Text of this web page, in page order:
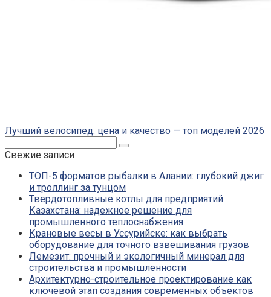
Лучший велосипед: цена и качество — топ моделей 2026
Свежие записи
ТОП-5 форматов рыбалки в Алании: глубокий джиг
и троллинг за тунцом
Твердотопливные котлы для предприятий
Казахстана: надежное решение для
промышленного теплоснабжения
Крановые весы в Уссурийске: как выбрать
оборудование для точного взвешивания грузов
Лемезит: прочный и экологичный минерал для
строительства и промышленности
Архитектурно-строительное проектирование как
ключевой этап создания современных объектов